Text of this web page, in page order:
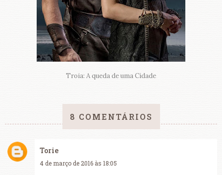
Troia: A queda de uma Cidade
8 COMENTÁRIOS
Torie
4 de março de 2016 às 18:05